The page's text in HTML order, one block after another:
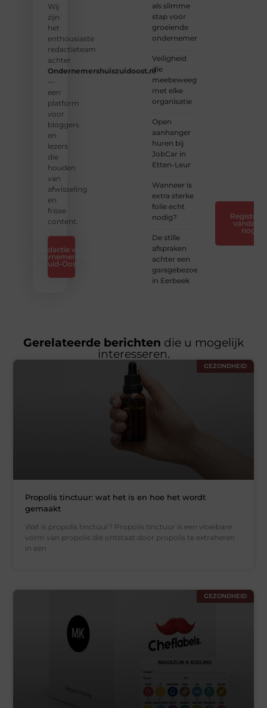
Wij
zijn
het
enthousiaste
redactieteam
achter
Ondernemershuiszuidoost.nl
—
een
platform
voor
bloggers
en
lezers
die
houden
van
afwisseling
en
frisse
content.
Redactie van
Ondernemershuis
Zuid-Oost
als slimme
stap voor
groeiende
ondernemers
Veiligheid
die
meebeweegt
met elke
organisatie
Open
aanhanger
huren bij
JobCar in
Etten-Leur
Wanneer is
extra sterke
folie echt
nodig?
De stille
afspraken
achter een
garagebezoek
in Eerbeek
Registreer
vandaag
nog
Gerelateerde berichten die u mogelijk
interesseren.
GEZONDHEID
Propolis tinctuur: wat het is en hoe het wordt
gemaakt
Wat is propolis tinctuur? Propolis tinctuur is een vloeibare
vorm van propolis die ontstaat door propolis te extraheren
in een
GEZONDHEID